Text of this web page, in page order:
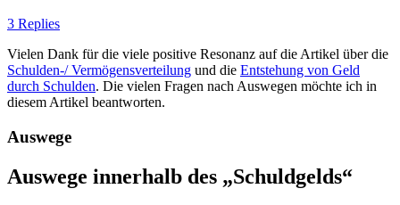
3 Replies
Vielen Dank für die viele positive Resonanz auf die Artikel über die
Schulden-/ Vermögensverteilung und die Entstehung von Geld
durch Schulden. Die vielen Fragen nach Auswegen möchte ich in
diesem Artikel beantworten.
Auswege
Auswege innerhalb des „Schuldgelds“